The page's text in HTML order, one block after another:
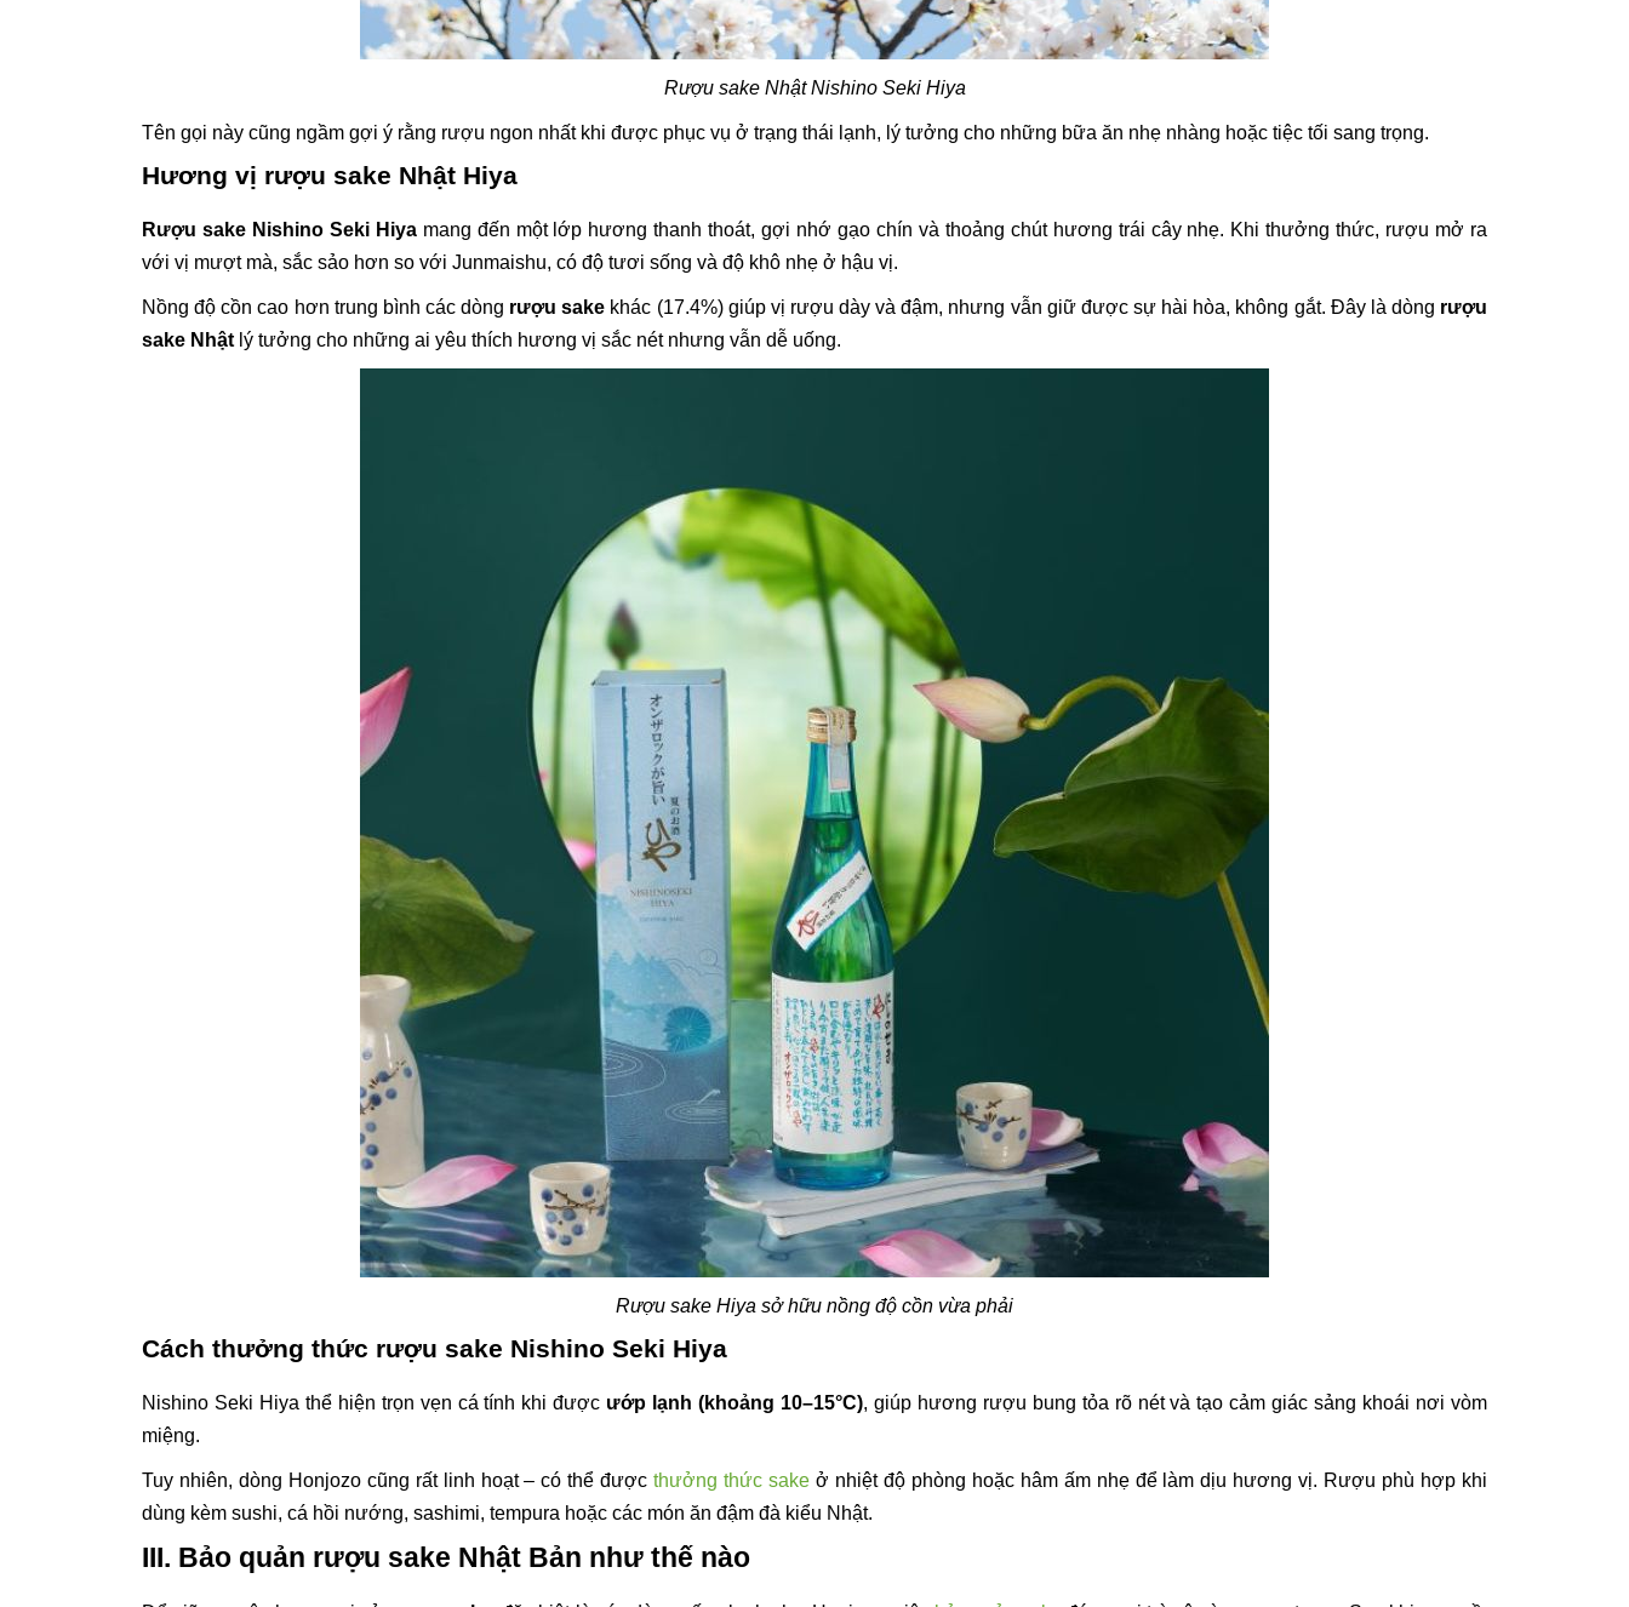
Rượu sake Nhật Nishino Seki Hiya
Tên gọi này cũng ngầm gợi ý rằng rượu ngon nhất khi được phục vụ ở trạng thái lạnh, lý tưởng cho những bữa ăn nhẹ nhàng hoặc tiệc tối sang trọng.
Hương vị rượu sake Nhật Hiya
Rượu sake Nishino Seki Hiyamang đến một lớp hương thanh thoát, gợi nhớ gạo chín và thoảng chút hương trái cây nhẹ. Khi thưởng thức, rượu mở ra
với vị mượt mà, sắc sảo hơn so với Junmaishu, có độ tươi sống và độ khô nhẹ ở hậu vị.
Nồng độ cồn cao hơn trung bình các dòng rượu sake khác (17.4%) giúp vị rượu dày và đậm, nhưng vẫn giữ được sự hài hòa, không gắt. Đây là dòng rượu
sake Nhật lý tưởng cho những ai yêu thích hương vị sắc nét nhưng vẫn dễ uống.
Rượu sake Hiya sở hữu nồng độ cồn vừa phải
Cách thưởng thức rượu sake Nishino Seki Hiya
Nishino Seki Hiya thể hiện trọn vẹn cá tính khi được ướp lạnh (khoảng 10–15°C), giúp hương rượu bung tỏa rõ nét và tạo cảm giác sảng khoái nơi vòm
miệng.
Tuy nhiên, dòng Honjozo cũng rất linh hoạt – có thể đượcthưởng thức sake ở nhiệt độ phòng hoặc hâm ấm nhẹ để làm dịu hương vị. Rượu phù hợp khi
dùng kèm sushi, cá hồi nướng, sashimi, tempura hoặc các món ăn đậm đà kiểu Nhật.
III. Bảo quản rượu sake Nhật Bản như thế nào